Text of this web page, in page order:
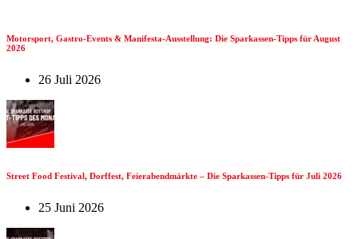
Motorsport, Gastro-Events & Manifesta-Ausstellung: Die Sparkassen-Tipps für August
2026
26 Juli 2026
Street Food Festival, Dorffest, Feierabendmärkte – Die Sparkassen-Tipps für Juli 2026
25 Juni 2026